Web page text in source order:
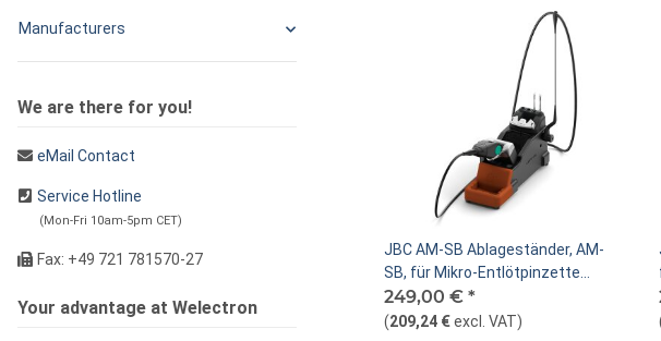
JBC AM-SB Ablageständer, AM-
SB, für Mikro-Entlötpinzette
AM120 & PA120
249,00 € *
(209,24 €excl. VAT)
Manufacturers
We are there for you!
eMail Contact
Service Hotline
(Mon-Fri 10am-5pm CET)
Fax: +49 721 781570-27
Your advantage at Welectron